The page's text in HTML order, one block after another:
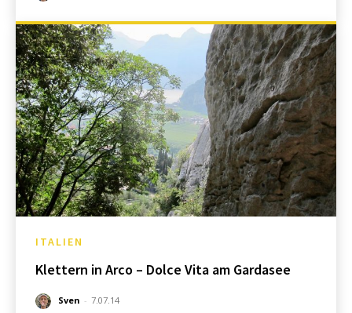
ITALIEN
Klettern in Arco – Dolce Vita am Gardasee
Sven - 7.07.14